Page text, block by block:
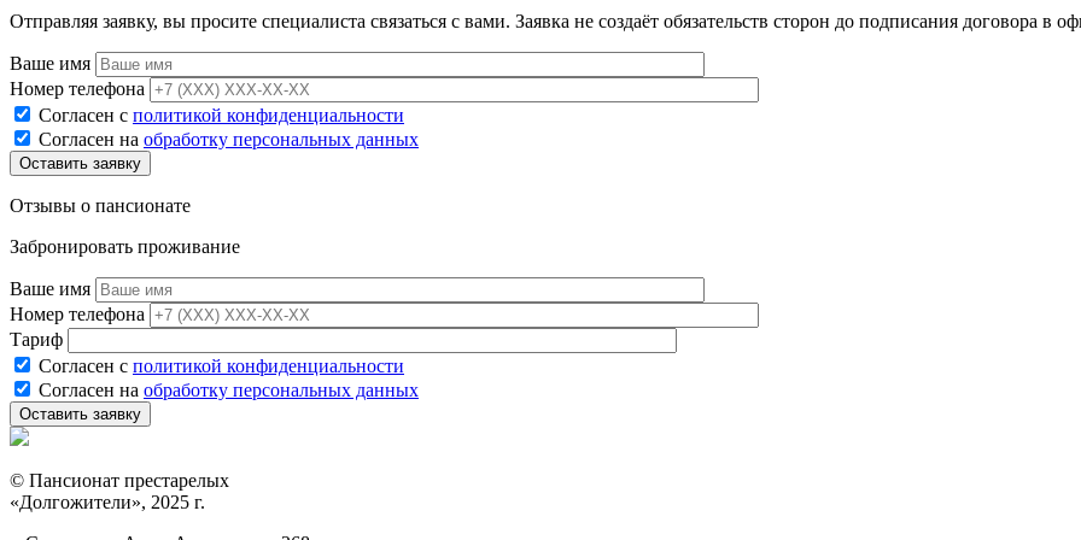
Отправляя заявку, вы просите специалиста связаться с вами. Заявка не создаёт обязательств сторон до подписания договора в
Ваше имя
Номер телефона
Согласен с политикой конфиденциальности
Согласен на обработку персональных данных
Отзывы о пансионате
Забронировать проживание
Ваше имя
Номер телефона
Тариф
Согласен с политикой конфиденциальности
Согласен на обработку персональных данных
© Пансионат престарелых
«Долгожители», 2025 г.